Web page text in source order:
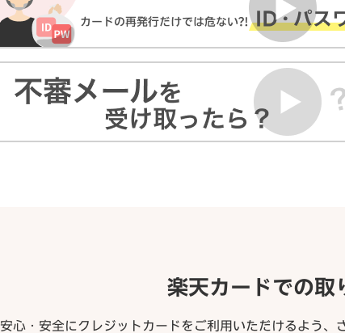
楽天カードでの取
安心・安全にクレジットカードをご利用いただけるよう、